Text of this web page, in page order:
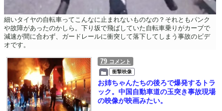
細いタイヤの自転車ってこんなに止まれないものなの？それともパンク
や故障があったのかしら。下り坂で飛ばしていた自転車乗りがカーブで
減速が間に合わず、ガードレールに衝突して落下してしまう事故のビデ
オです。
79 コメント
衝撃映像
お姉ちゃんたちの後ろで爆発するトラ
ック。中国自動車道の玉突き事故現場
の映像が映画みたい。